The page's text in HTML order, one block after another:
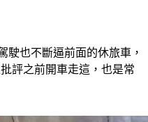
駛也不斷逼前面的休旅車，
評之前開車走這，也是常